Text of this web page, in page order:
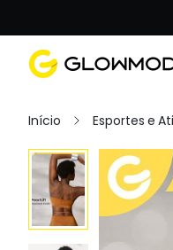
Início Esportes e